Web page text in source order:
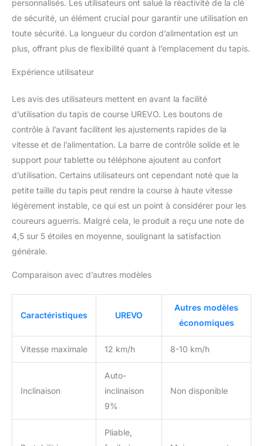
économisant de l'espace, adapté aux à la
APPT ou au bureau.
【CONNECTIVITÉ
INTELLIGENTE, EXPÉRIENCE IMMERSIVE DE
FITNESS VIRTUEL】：En connectant
pouvez débloquer des itinéraires urbains
réel, vous challenger et interagir avec des
votre entraînement, le rendant plus amusant
et varié. Avec une plage de vitesses de 1 à 12
km/h, il répond aux besoins des coureurs
professionnels et vous aide à améliorer vos
performances.
【PLATEFORME ÉTENDUE
& SYSTÈME DE RÉDUCTION DES CHOCS À
8 POINTS】：La grande plateforme de
42×108 cm offre plus d'espace pour les
utilisateurs de toutes tailles. Le système de
efficacement l'impact sur les genoux et les
chevilles. Avec une structure en acier allié
le tapis de course assure une course stable
【ENTRETIEN FACILE, SERVICE APRÈS-
VENTE SANS SOUCI】：Si des frottements
appliquer de l'huile de silicone pour le
réduire. Si la bande de course se déplace,
vous pouvez la régler selon le manuel. Nous
offrons un service après-vente complet pour
que vous puissiez profiter pleinement de
personnalisés. Les utilisateurs ont salué la réactivité de la clé
de sécurité, un élément crucial pour garantir une utilisation en
toute sécurité. La longueur du cordon d’alimentation est un
plus, offrant plus de flexibilité quant à l’emplacement du tapis.
Expérience utilisateur
Les avis des utilisateurs mettent en avant la facilité
d’utilisation du tapis de course UREVO. Les boutons de
contrôle à l’avant facilitent les ajustements rapides de la
vitesse et de l’alimentation. La barre de contrôle solide et le
support pour tablette ou téléphone ajoutent au confort
d’utilisation. Certains utilisateurs ont cependant noté que la
petite taille du tapis peut rendre la course à haute vitesse
légèrement instable, ce qui est un point à considérer pour les
coureurs aguerris. Malgré cela, le produit a reçu une note de
4,5 sur 5 étoiles en moyenne, soulignant la satisfaction
générale.
Comparaison avec d’autres modèles
Caractéristiques UREVO
Autres modèles
économiques
Vitesse maximale 12 km/h 8-10 km/h
Inclinaison
Auto-
inclinaison
9%
Non disponible
Pliable,